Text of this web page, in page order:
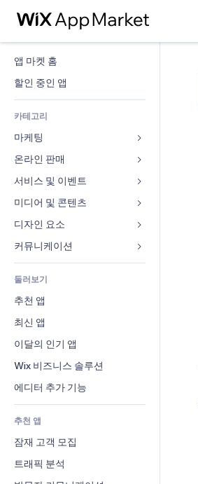
앱 마켓 홈
할인 중인 앱
카테고리
마케팅
광고
모바일
사이트 통계
사이트 목록
이메일
온라인 판매
쇼핑몰 관련 앱
배송
판매 버튼
회계
쿠폰 및 로열티
창고 서비스
식품 및 음료
서비스 및 이벤트
호텔
이벤트
음식점
부동산
예약
미디어 및 콘텐츠
갤러리
뮤직
팟캐스트
사진
동영상
PDF
파일 공유
소식
디자인 요소
지도 및 내비게이션
개인정보 및 보안
시계
페이지 템플릿
이미지 효과
버튼 & 메뉴
배너 및 배지
계산기
검색
일기예보
차트 및 표
양식
블로그
설문
채팅
메모
전화번호
커뮤니티
평가와 후기
CRM
둘러보기
추천 앱
최신 앱
이달의 인기 앱
Wix 비즈니스 솔루션
에디터 추가 기능
추천 앱
잠재 고객 모집
트래픽 분석